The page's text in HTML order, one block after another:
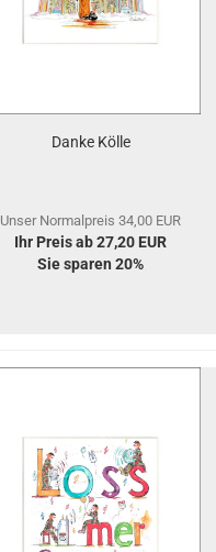
Danke Kölle
Unser Normalpreis 34,00 EUR
Ihr Preis ab 27,20 EUR
Sie sparen 20%